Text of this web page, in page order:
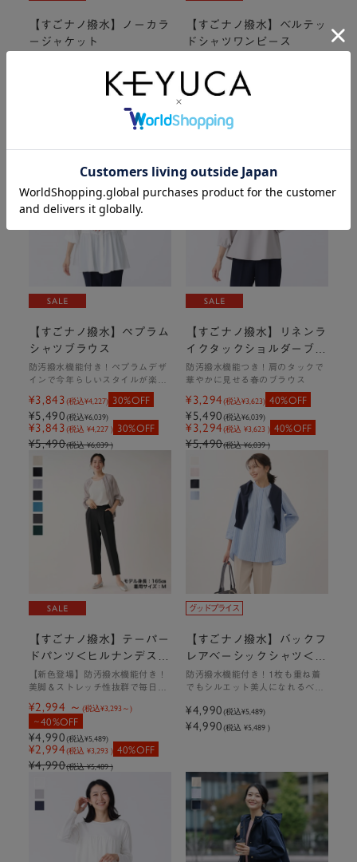
詳細・購入はこちら
これ一枚で3WAYも
着こなしの幅が広がる大人ブラウス
商品はこちら
クラシカルなフリルカラーと取り外せるボウタイで着回し力抜群
汚れに強いすごナノ撥水なので、大切なハレの日スタイルにも安
心◎
撥水
防汚
ウォッシャブル
【すごナノ撥水】ボウタイ付3W
【すごナノ撥水】ノーカラ
ージャケット
にならない！シーンレスで使える
ノーカラージャケット
) 20%OFF
20%OFF
【すごナノ撥水】ベルテッ
ドシャツワンピース
印象に、シーンレスで使えるシャ
ツワンピース
¥4,494(税込 ¥4,943
¥4,494(税込 ¥4,943 )
【すごナノ撥水】ペプラム
シャツブラウス
防汚撥水機能付き！ペプラムデザ
インで今年らしいスタイルが楽し
¥3,843(税込¥4,227) 30%OFF
¥5,490(税込¥6,039)
¥3,843(税込 ¥4,227 ) 30%OFF
¥5,490(税込 ¥6,039 )
【すごナノ撥水】リネンラ
イクタックショルダーブラ
ウス
防汚撥水機能つき！肩のタックで
華やかに見せる春のブラウス
¥3,294(税込¥3,623) 40%OFF
¥5,490(税込¥6,039)
¥3,294(税込 ¥3,623 ) 40%OFF
¥5,490(税込 ¥6,039 )
【すごナノ撥水】テーパー
ドパンツ＜ヒルナンデス！
で紹介されました＞
【新色登場】防汚撥水機能付き！
美脚＆ストレッチ性抜群で毎日着
¥2,994 (税込¥3,293 )
40%OFF
¥4,990(税込¥5,489)
¥2,994(税込 ¥3,293 ) 40%OFF
¥4,990(税込 ¥5,489 )
【すごナノ撥水】バックフ
レアベーシックシャツ＜ヒ
ルナンデス！で紹介されま
した＞
防汚撥水機能付き！1枚も重ね着
でもシルエット美人になれるベー
¥4,990(税込¥5,489)
¥4,990(税込 ¥5,489 )